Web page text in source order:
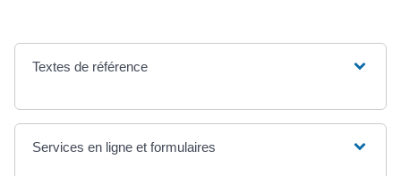
Textes de référence
Services en ligne et formulaires